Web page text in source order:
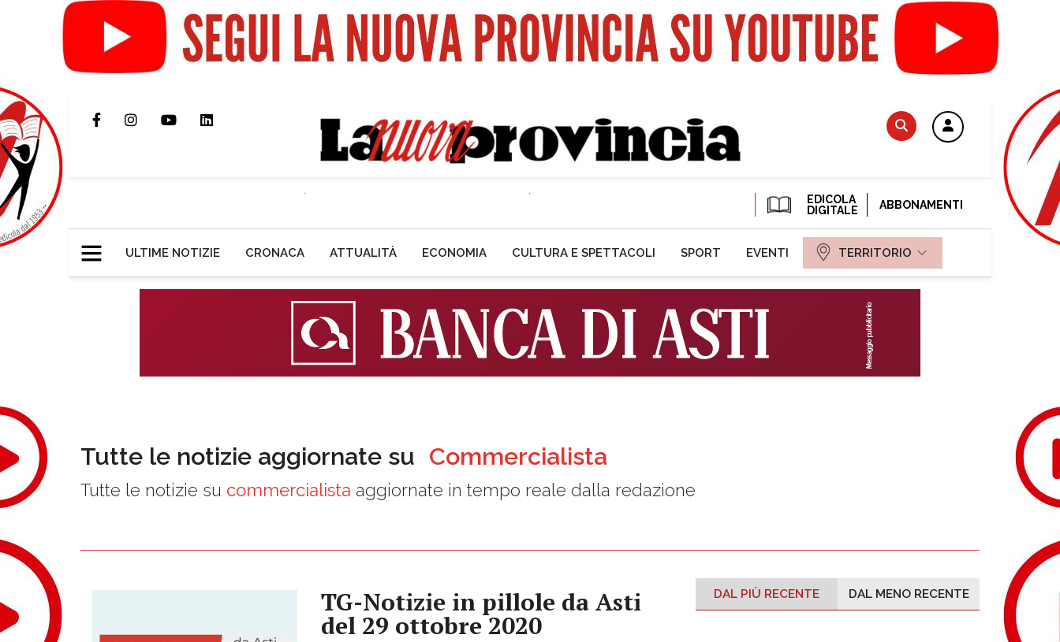
EDICOLA
DIGITALE
ABBONAMENTI
ULTIME NOTIZIE CRONACA ATTUALITÀ ECONOMIA CULTURA E SPETTACOLI SPORT EVENTI TERRITORIO
Tutte le notizie aggiornate su Commercialista
Tutte le notizie su commercialista aggiornate in tempo reale dalla redazione
TG-Notizie in pillole da Asti
del 29 ottobre 2020
DAL PIÙ RECENTE DAL MENO RECENTE